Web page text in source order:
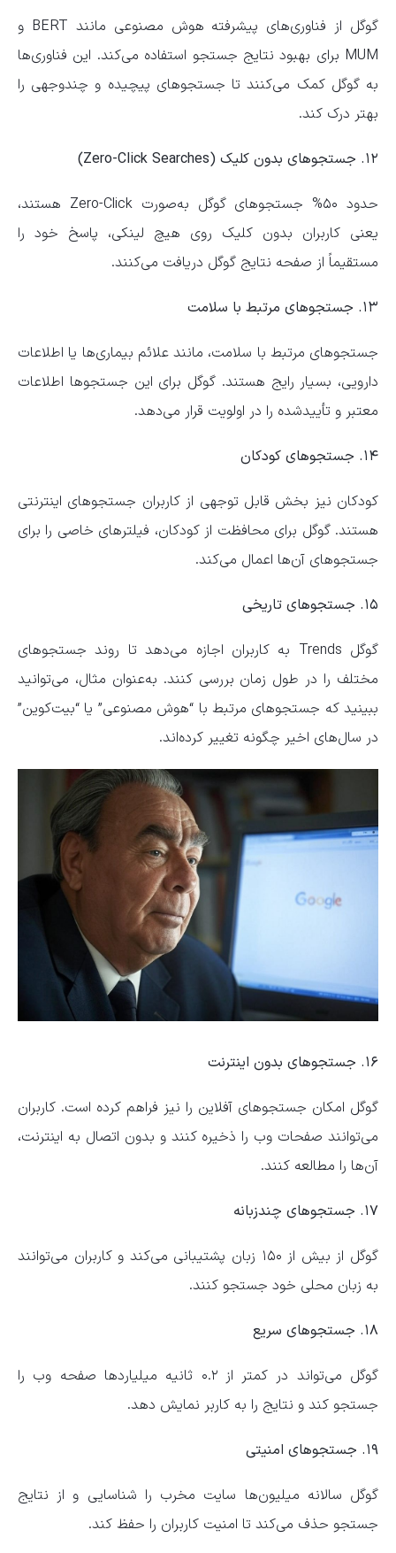
گوگل از فناوری‌های پیشرفته هوش مصنوعی مانند BERT و
MUM برای بهبود نتایج جستجو استفاده می‌کند. این فناوری‌ها
به گوگل کمک می‌کنند تا جستجوهای پیچیده و چندوجهی را
بهتر درک کند.
۱۲. جستجوهای بدون کلیک (Zero-Click Searches)
حدود ۵۰% جستجوهای گوگل به‌صورت Zero-Click هستند،
یعنی کاربران بدون کلیک روی هیچ لینکی، پاسخ خود را
مستقیماً از صفحه نتایج گوگل دریافت می‌کنند.
۱۳. جستجوهای مرتبط با سلامت
جستجوهای مرتبط با سلامت، مانند علائم بیماری‌ها یا اطلاعات
دارویی، بسیار رایج هستند. گوگل برای این جستجوها اطلاعات
معتبر و تأییدشده را در اولویت قرار می‌دهد.
۱۴. جستجوهای کودکان
کودکان نیز بخش قابل توجهی از کاربران جستجوهای اینترنتی
هستند. گوگل برای محافظت از کودکان، فیلترهای خاصی را برای
جستجوهای آن‌ها اعمال می‌کند.
۱۵. جستجوهای تاریخی
گوگل Trends به کاربران اجازه می‌دهد تا روند جستجوهای
مختلف را در طول زمان بررسی کنند. به‌عنوان مثال، می‌توانید
ببینید که جستجوهای مرتبط با “هوش مصنوعی” یا “بیت‌کوین”
در سال‌های اخیر چگونه تغییر کرده‌اند.
۱۶. جستجوهای بدون اینترنت
گوگل امکان جستجوهای آفلاین را نیز فراهم کرده است. کاربران
می‌توانند صفحات وب را ذخیره کنند و بدون اتصال به اینترنت،
آن‌ها را مطالعه کنند.
۱۷. جستجوهای چندزبانه
گوگل از بیش از ۱۵۰ زبان پشتیبانی می‌کند و کاربران می‌توانند
به زبان محلی خود جستجو کنند.
۱۸. جستجوهای سریع
گوگل می‌تواند در کمتر از ۰.۲ ثانیه میلیاردها صفحه وب را
جستجو کند و نتایج را به کاربر نمایش دهد.
۱۹. جستجوهای امنیتی
گوگل سالانه میلیون‌ها سایت مخرب را شناسایی و از نتایج
جستجو حذف می‌کند تا امنیت کاربران را حفظ کند.